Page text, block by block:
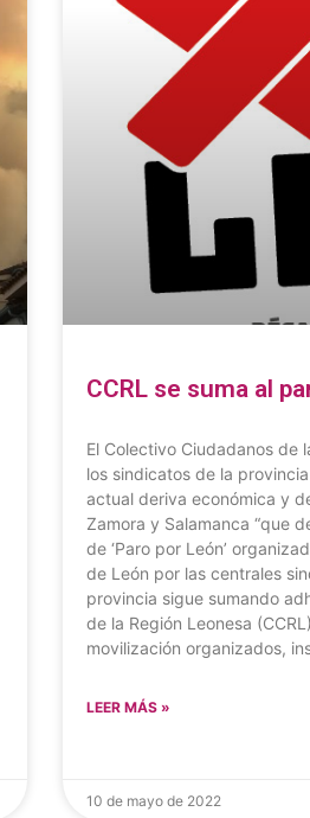
CCRL se suma al
El Colectivo Ciudadanos de
los sindicatos de la
actual deriva económica y
Zamora y Salamanca “que
de ‘Paro por León’
de León por las centrales
provincia sigue sumando
de la Región Leonesa
movilización organizados,
LEER MÁS »
10 de mayo de 2022